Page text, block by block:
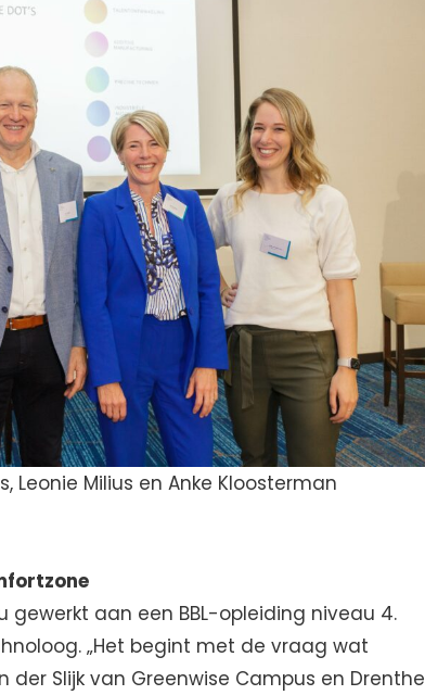
Leonie Milius en Anke Kloosterman
gewerkt aan een BBL-opleiding niveau 4.
„Het begint met de vraag wat
der Slijk van Greenwise Campus en Drenthe